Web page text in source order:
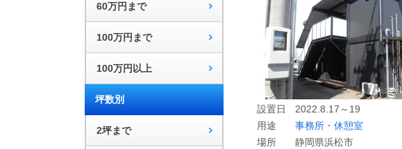
60万円まで
100万円まで
100万円以上
坪数別
2坪まで
設置日
2022.8.17～19
用途
事務所・休憩室
場所
静岡県浜松市